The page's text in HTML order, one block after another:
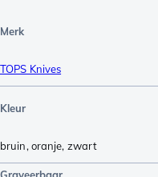
Merk
TOPS Knives
Kleur
bruin,oranje, zwart